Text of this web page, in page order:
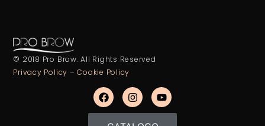
© 2018 Pro Brow. All Rights Reserved
Privacy Policy –Cookie Policy